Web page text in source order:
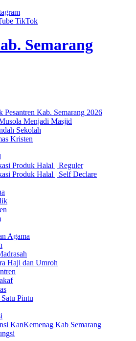
TikTok
Semarang
Pesantren Kab. Semarang 2026
Menjadi Masjid
Sekolah
Kristen
Produk Halal | Reguler
Produk Halal | Self Declare
Agama
Haji dan Umroh
Pintu
KanKemenag Kab Semarang